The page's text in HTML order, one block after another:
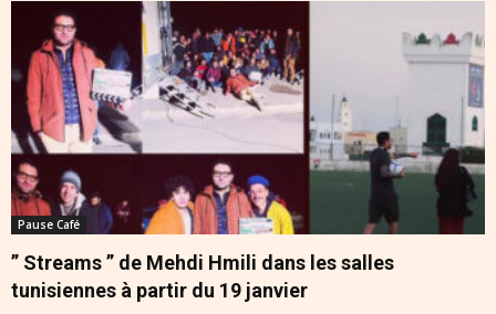
Pause Café
” Streams ” de Mehdi Hmili dans les salles
tunisiennes à partir du 19 janvier